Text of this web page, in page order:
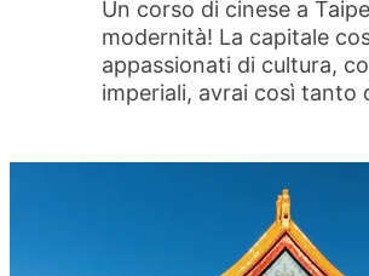
Un corso di cinese a
modernità! La capitale
appassionati di cultura,
imperiali, avrai così tanto